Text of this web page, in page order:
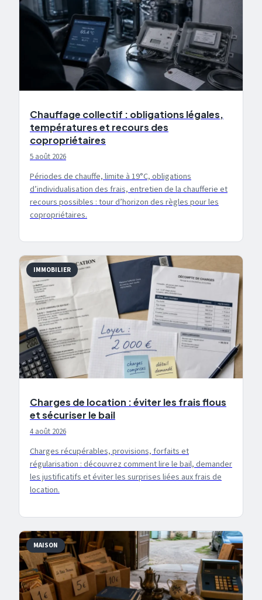
Chauffage collectif : obligations légales,
températures et recours des
copropriétaires
5 août 2026
Périodes de chauffe, limite à 19°C, obligations
d’individualisation des frais, entretien de la chaufferie et
recours possibles : tour d’horizon des règles pour les
copropriétaires.
IMMOBILIER
Charges de location : éviter les frais flous
et sécuriser le bail
4 août 2026
Charges récupérables, provisions, forfaits et
régularisation : découvrez comment lire le bail, demander
les justificatifs et éviter les surprises liées aux frais de
location.
MAISON